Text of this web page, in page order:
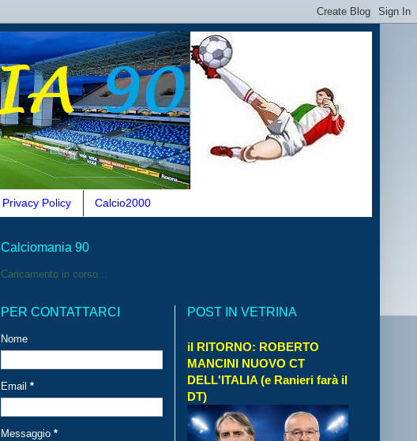
Privacy Policy Calcio2000
Calciomania 90
Caricamento in corso...
PER CONTATTARCI
Nome
Email *
Messaggio *
POST IN VETRINA
il RITORNO: ROBERTO
MANCINI NUOVO CT
DELL'ITALIA (e Ranieri farà il
DT)